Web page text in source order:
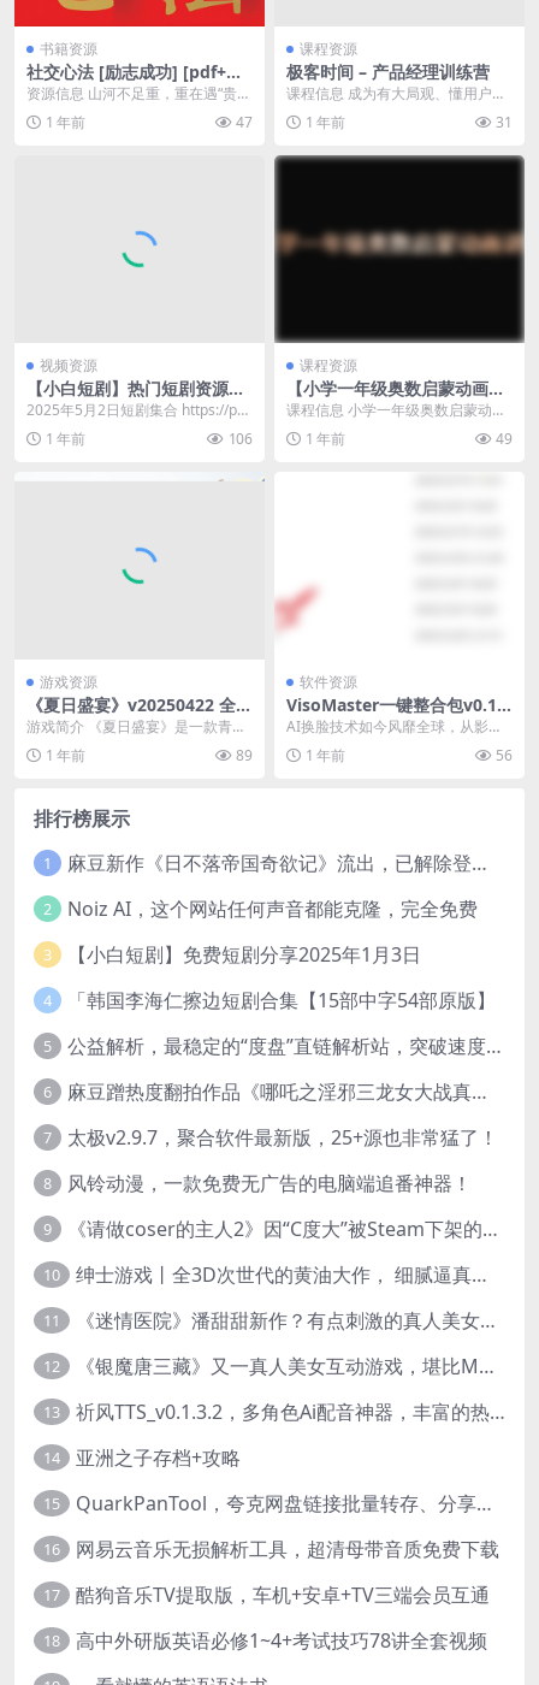
书籍资源
社交心法 [励志成功] [pdf+全
格式]
资源信息 山河不足重，重在遇“贵
人”。一时有人相助，可能是运气；
一直有人支撑，那...
1 年前 47
课程资源
极客时间 – 产品经理训练营
课程信息 成为有大局观、懂用户、
能拿结果的产品经理。 课程目录 ├
── 第1章：...
1 年前 31
视频资源
【小白短剧】热门短剧资源分
享2025年5月2日
2025年5月2日短剧集合 https://pa
n.quark.cn/s/6a5...
1 年前 106
课程资源
【小学一年级奥数启蒙动画讲
解】
课程信息 小学一年级奥数启蒙动画
讲解，培养孩子的兴趣爱好！ 课程
目录 ├── 0...
1 年前 49
游戏资源
《夏日盛宴》v20250422 全D
LC 真人美女恋爱影游 免安装
中文
游戏简介 《夏日盛宴》是一款青春
校园模拟游戏，讲述了大学生李雷
在追求学业与友情之...
1 年前 89
软件资源
VisoMaster一键整合包v0.1.
6，内置多个大模型的AI换脸
工具
AI换脸技术如今风靡全球，从影视
行业的救场神器到时尚界的虚拟试
衣，其应用场景令人...
1 年前 56
排行榜展示
1 麻豆新作《日不落帝国奇欲记》流出，已解除登录验证！
2 Noiz AI，这个网站任何声音都能克隆，完全免费
3 【小白短剧】免费短剧分享2025年1月3日
4 「韩国李海仁擦边短剧合集【15部中字54部原版】
5 公益解析，最稳定的“度盘”直链解析站，突破速度限制
6 麻豆蹭热度翻拍作品《哪吒之淫邪三龙女大战真阳魔童》 已上线
7 太极v2.9.7，聚合软件最新版，25+源也非常猛了！
8 风铃动漫，一款免费无广告的电脑端追番神器！
9 《请做coser的主人2》因“C度大”被Steam下架的真人美女互动游戏！
10 绅士游戏丨全3D次世代的黄油大作， 细腻逼真的双人互动狂想曲！
11 《迷情医院》潘甜甜新作？有点刺激的真人美女互动游戏
12 《银魔唐三藏》又一真人美女互动游戏，堪比M豆！
13 祈风TTS_v0.1.3.2，多角色Ai配音神器，丰富的热门音色
14 亚洲之子存档+攻略
15 QuarkPanTool，夸克网盘链接批量转存、分享和下载工具
16 网易云音乐无损解析工具，超清母带音质免费下载
17 酷狗音乐TV提取版，车机+安卓+TV三端会员互通
18 高中外研版英语必修1~4+考试技巧78讲全套视频